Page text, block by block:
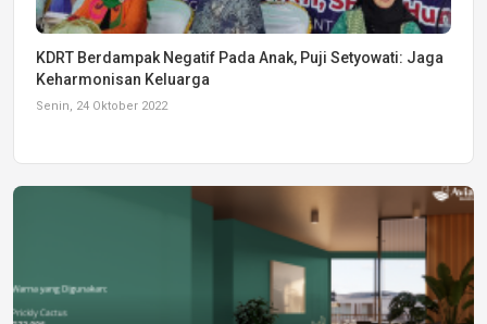
KDRT Berdampak Negatif Pada Anak, Puji Setyowati: Jaga
Keharmonisan Keluarga
Senin, 24 Oktober 2022